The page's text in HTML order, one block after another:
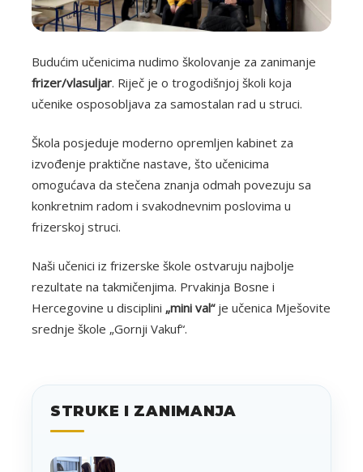
Budućim učenicima nudimo školovanje za zanimanje
frizer/vlasuljar. Riječ je o trogodišnjoj školi koja
učenike osposobljava za samostalan rad u struci.
Škola posjeduje moderno opremljen kabinet za
izvođenje praktične nastave, što učenicima
omogućava da stečena znanja odmah povezuju sa
konkretnim radom i svakodnevnim poslovima u
frizerskoj struci.
Naši učenici iz frizerske škole ostvaruju najbolje
rezultate na takmičenjima. Prvakinja Bosne i
Hercegovine u disciplini „mini val“je učenica Mješovite
srednje škole „Gornji Vakuf“.
STRUKE I ZANIMANJA